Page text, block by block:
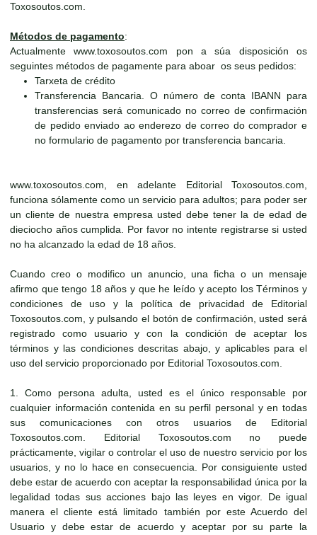
Toxosoutos.com.
Métodos de pagamento:
Actualmente www.toxosoutos.com pon a súa disposición os
seguintes métodos de pagamente para aboar os seus pedidos:
Tarxeta de crédito
Transferencia Bancaria. O número de conta IBANN para
transferencias será comunicado no correo de confirmación
de pedido enviado ao enderezo de correo do comprador e
no formulario de pagamento por transferencia bancaria.
www.toxosoutos.com, en adelante Editorial Toxosoutos.com,
funciona sólamente como un servicio para adultos; para poder ser
un cliente de nuestra empresa usted debe tener la de edad de
dieciocho años cumplida. Por favor no intente registrarse si usted
no ha alcanzado la edad de 18 años.
Cuando creo o modifico un anuncio, una ficha o un mensaje
afirmo que tengo 18 años y que he leído y acepto los Términos y
condiciones de uso y la política de privacidad de Editorial
Toxosoutos.com, y pulsando el botón de confirmación, usted será
registrado como usuario y con la condición de aceptar los
términos y las condiciones descritas abajo, y aplicables para el
uso del servicio proporcionado por Editorial Toxosoutos.com.
1. Como persona adulta, usted es el único responsable por
cualquier información contenida en su perfil personal y en todas
sus comunicaciones con otros usuarios de Editorial
Toxosoutos.com. Editorial Toxosoutos.com no puede
prácticamente, vigilar o controlar el uso de nuestro servicio por los
usuarios, y no lo hace en consecuencia. Por consiguiente usted
debe estar de acuerdo con aceptar la responsabilidad única por la
legalidad todas sus acciones bajo las leyes en vigor. De igual
manera el cliente está limitado también por este Acuerdo del
Usuario y debe estar de acuerdo y aceptar por su parte la